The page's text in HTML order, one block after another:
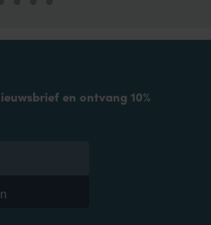
en ontvang 10%